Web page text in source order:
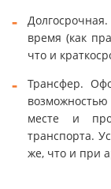
время (как
что и
Трансфер.
месте и
транспорта.
же, что и при